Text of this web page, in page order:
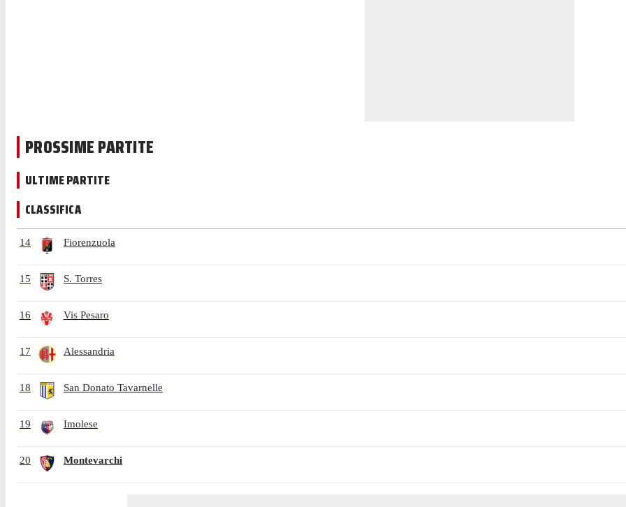
PROSSIME PARTITE
ULTIME PARTITE
CLASSIFICA
14 Fiorenzuola
15 S. Torres
16 Vis Pesaro
17 Alessandria
18 San Donato Tavarnelle
19 Imolese
20 Montevarchi